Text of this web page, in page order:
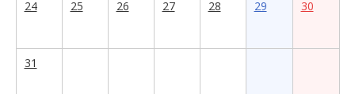
24 25 26 27 28 29 30
31